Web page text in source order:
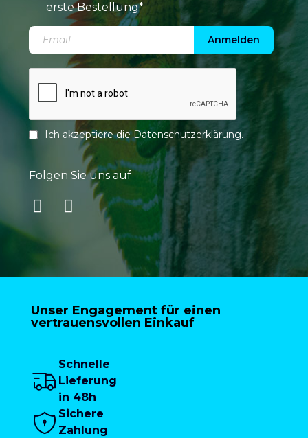
erste Bestellung*
Anmelden
Ich akzeptiere dieDatenschutzerklärung.
Folgen Sie uns auf
Unser Engagement für einen
vertrauensvollen Einkauf
Schnelle
Lieferung
in 48h
Sichere
Zahlung